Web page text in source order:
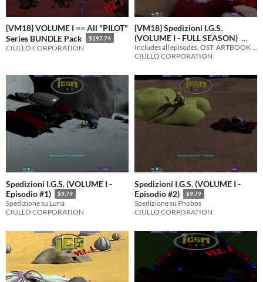
{VM18} VOLUME I == All "PILOT"
Series BUNDLE Pack
$197.74
CIULLO CORPORATION
{VM18} Spedizioni I.G.S.
(VOLUME I - FULL SEASON)
$82.39 In bundle
Includes all episodes, OST, ARTBOOK and BONUS Contents
CIULLO CORPORATION
Spedizioni I.G.S. (VOLUME I -
Episodio #1)
$9.79
Spedizione su Luna
CIULLO CORPORATION
Spedizioni I.G.S. (VOLUME I -
Episodio #2)
$9.79
Spedizione su Phobos
CIULLO CORPORATION